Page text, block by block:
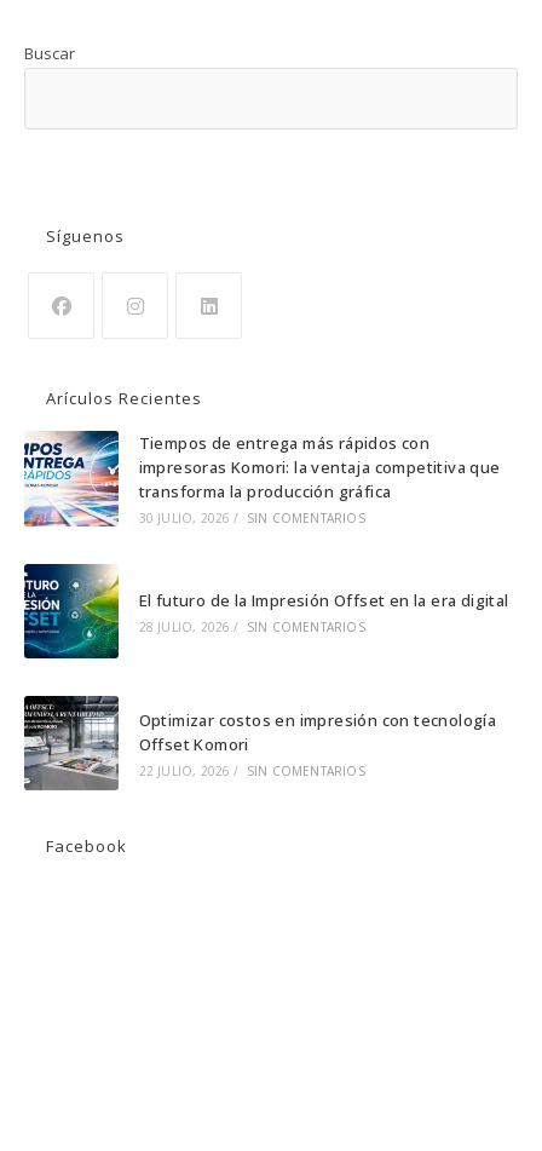
Buscar
Síguenos
una
nueva
pestaña
una
nueva
pestaña
una
nueva
pestaña
Arículos Recientes
Tiempos de entrega más rápidos con
impresoras Komori: la ventaja competitiva que
transforma la producción gráfica
30 JULIO, 2026 / SIN COMENTARIOS
El futuro de la Impresión Offset en la era digital
28 JULIO, 2026 / SIN COMENTARIOS
Optimizar costos en impresión con tecnología
Offset Komori
22 JULIO, 2026 / SIN COMENTARIOS
Facebook